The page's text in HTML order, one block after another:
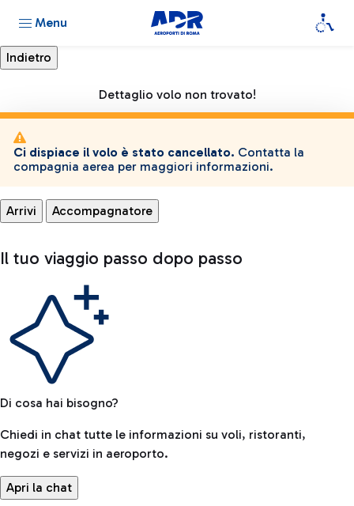
Menu
Dettaglio volo non trovato!
Ci dispiace il volo è stato cancellato. Contatta la
compagnia aerea per maggiori informazioni.
Arrivi Accompagnatore
Il tuo viaggio passo dopo passo
Di cosa hai bisogno?
Chiedi in chat tutte le informazioni su voli, ristoranti,
negozi e servizi in aeroporto.
Apri la chat